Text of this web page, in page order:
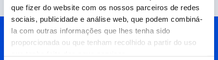
que fizer do website com os nossos parceiros de redes
sociais, publicidade e análise web, que podem combiná-
la com outras informações que lhes tenha sido
proporcionada ou que tenham recolhido a partir do uso
Contactar as redes